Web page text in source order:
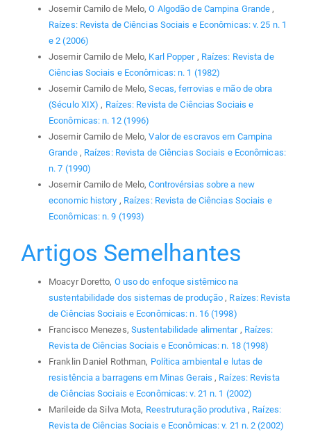
Josemir Camilo de Melo,O Algodão de Campina Grande ,
Raízes: Revista de Ciências Sociais e Econômicas: v. 25 n. 1
e 2 (2006)
Josemir Camilo de Melo, Karl Popper , Raízes: Revista de
Ciências Sociais e Econômicas: n. 1 (1982)
Josemir Camilo de Melo,Secas, ferrovias e mão de obra
(Século XIX) , Raízes: Revista de Ciências Sociais e
Econômicas: n. 12 (1996)
Josemir Camilo de Melo,Valor de escravos em Campina
Grande , Raízes: Revista de Ciências Sociais e Econômicas:
n. 7 (1990)
Josemir Camilo de Melo,Controvérsias sobre a new
economic history , Raízes: Revista de Ciências Sociais e
Econômicas: n. 9 (1993)
Artigos Semelhantes
Moacyr Doretto, O uso do enfoque sistêmico na
sustentabilidade dos sistemas de produção, Raízes: Revista
de Ciências Sociais e Econômicas: n. 16 (1998)
Francisco Menezes, Sustentabilidade alimentar , Raízes:
Revista de Ciências Sociais e Econômicas: n. 18 (1998)
Franklin Daniel Rothman, Política ambiental e lutas de
resistência a barragens em Minas Gerais, Raízes: Revista
de Ciências Sociais e Econômicas: v. 21 n. 1 (2002)
Marileide da Silva Mota, Reestruturação produtiva , Raízes:
Revista de Ciências Sociais e Econômicas: v. 21 n. 2 (2002)